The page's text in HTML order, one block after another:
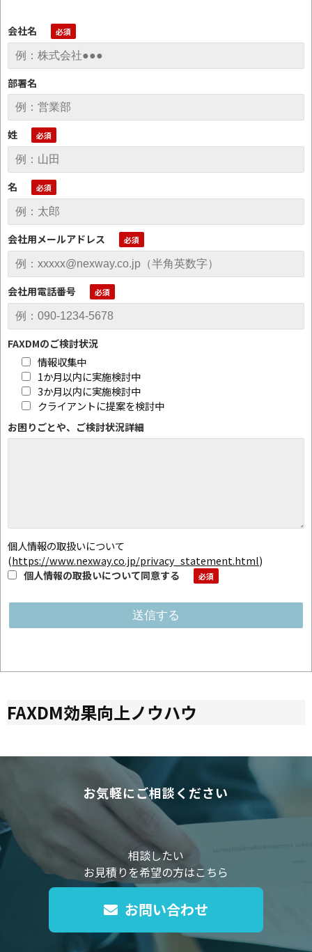
会社名
部署名
姓
名
会社用メールアドレス
会社用電話番号
FAXDMのご検討状況
情報収集中
1か月以内に実施検討中
3か月以内に実施検討中
クライアントに提案を検討中
お困りごとや、ご検討状況詳細
個人情報の取扱いについて
(https://www.nexway.co.jp/privacy_statement.html)
個人情報の取扱いについて同意する
FAXDM効果向上ノウハウ
お気軽にご相談ください
相談したい
お見積りを希望の方はこちら
お問い合わせ